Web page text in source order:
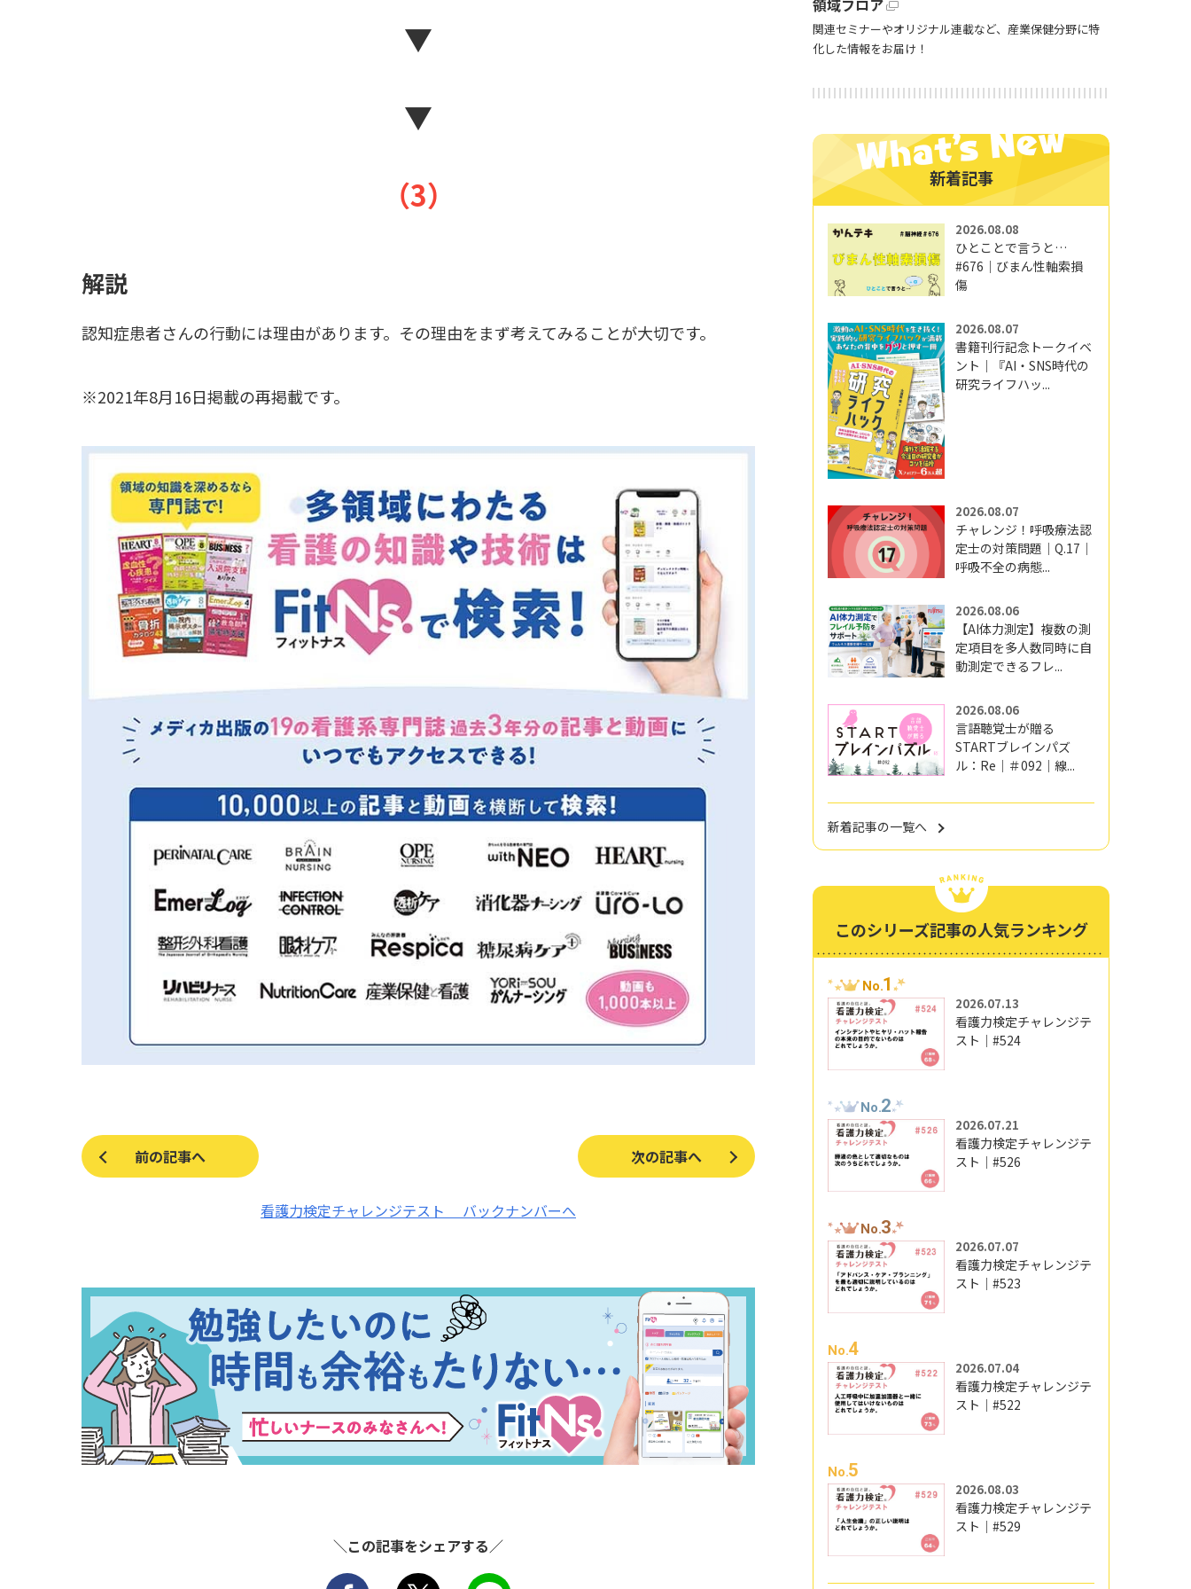
▼
▼
（3）
解説
認知症患者さんの行動には理由があります。その理由をまず考えてみることが大切です。
※2021年8月16日掲載の再掲載です。
前の記事へ 次の記事へ
看護力検定チャレンジテスト バックナンバーへ
＼この記事をシェアする／
領域フロア
関連セミナーやオリジナル連載など、産業保健分野に特
化した情報をお届け！
新着記事
2026.08.08
ひとことで言うと…
#676｜びまん性軸索損
傷
2026.08.07
書籍刊行記念トークイベ
ント｜『AI・SNS時代の
研究ライフハッ...
2026.08.07
チャレンジ！呼吸療法認
定士の対策問題｜Q.17｜
呼吸不全の病態...
2026.08.06
【AI体力測定】複数の測
定項目を多人数同時に自
動測定できるフレ...
2026.08.06
言語聴覚士が贈る
STARTブレインパズ
ル：Re｜＃092｜線...
新着記事の一覧へ
このシリーズ記事の人気ランキング
No.1
2026.07.13
看護力検定チャレンジテ
スト｜#524
No.2
2026.07.21
看護力検定チャレンジテ
スト｜#526
No.3
2026.07.07
看護力検定チャレンジテ
スト｜#523
No.4
2026.07.04
看護力検定チャレンジテ
スト｜#522
No.5
2026.08.03
看護力検定チャレンジテ
スト｜#529